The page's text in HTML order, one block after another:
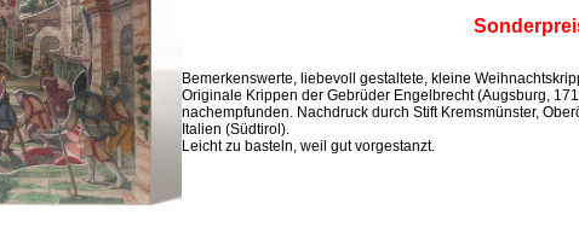
Bemerkenswerte, liebevoll gestaltete, kleine
Originale Krippen der Gebrüder Engelbrecht (Augsburg,
nachempfunden. Nachdruck durch Stift Kremsmünster,
Italien (Südtirol).
Leicht zu basteln, weil gut vorgestanzt.